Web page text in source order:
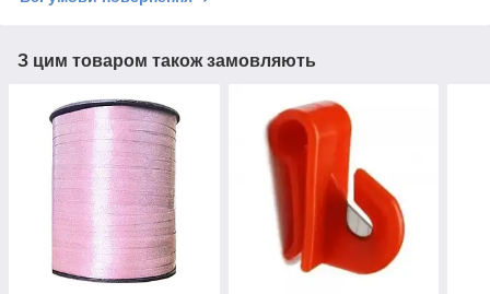
З цим товаром також замовляють